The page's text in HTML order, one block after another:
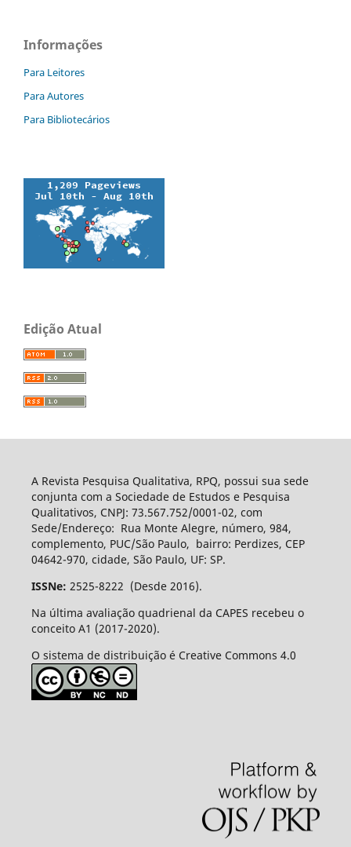
Informações
Para Leitores
Para Autores
Para Bibliotecários
Edição Atual
A Revista Pesquisa Qualitativa, RPQ, possui sua sede
conjunta com a Sociedade de Estudos e Pesquisa
Qualitativos, CNPJ: 73.567.752/0001-02, com
Sede/Endereço: Rua Monte Alegre, número, 984,
complemento, PUC/São Paulo, bairro: Perdizes, CEP
04642-970, cidade, São Paulo, UF: SP.
ISSNe: 2525-8222 (Desde 2016).
Na última avaliação quadrienal da CAPES recebeu o
conceito A1 (2017-2020).
O sistema de distribuição é Creative Commons 4.0